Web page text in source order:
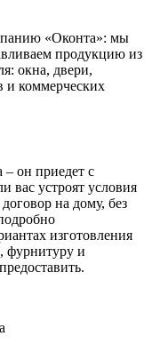
«Оконта»: мы
продукцию из
окна, двери,
и коммерческих
– он приедет с
вас устроят условия
на дому, без
изготовления
фурнитуру и